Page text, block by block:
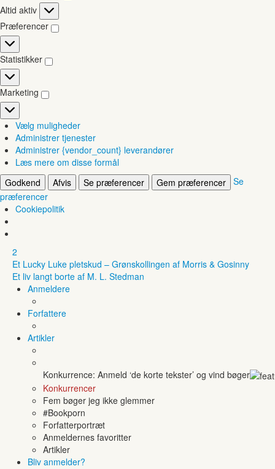
Funktionsdygtig
Altid aktiv
Præferencer
Præferencer
Statistikker
Statistikker
Marketing
Marketing
Vælg muligheder
Administrer tjenester
Administrer {vendor_count} leverandører
Læs mere om disse formål
Godkend
Afvis Se præferencer Gem præferencer Se
præferencer
Cookiepolitik
2
Et Lucky Luke pletskud – Grønskollingen af Morris & Gosinny
Et liv langt borte af M. L. Stedman
Anmeldere
Forfattere
Artikler
Konkurrence: Anmeld ‘de korte tekster’ og vind bøger
Konkurrencer
Fem bøger jeg ikke glemmer
#Bookporn
Forfatterportræt
Anmeldernes favoritter
Artikler
Bliv anmelder?